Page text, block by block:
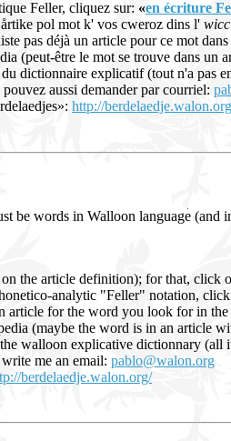
Feller, cliquez sur: «en écriture
pol mot k' vos cweroz dins l'
pas déjà un article pour ce mot dans
(peut-être le mot se trouve dans un
dictionnaire explicatif (tout n'a pas
aussi demander par courriel:
http://
be words in Walloon language (and
the article definition); for that, click
analytic "Feller" notation,
article for the word you look for in the
(maybe the word is in an article
walloon explicative dictionnary (all
me an email: pablo@walon.org
berdelaedje.walon.org/